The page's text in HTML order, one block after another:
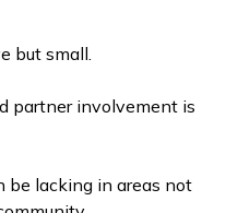
but small.
partner involvement is
be lacking in areas not